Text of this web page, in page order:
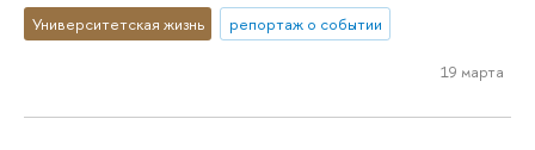
Университетская жизнь репортаж о событии
19 марта